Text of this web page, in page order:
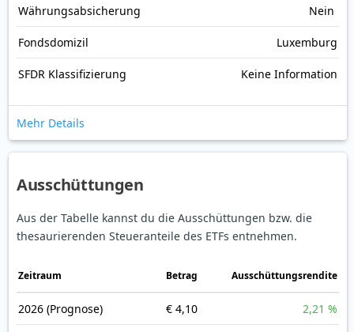
Währungsabsicherung Nein
Fondsdomizil Luxemburg
SFDR Klassifizierung Keine Information
Mehr Details
Ausschüttungen
Aus der Tabelle kannst du die Ausschüttungen bzw. die
thesaurierenden Steueranteile des ETFs entnehmen.
Zeitraum Betrag Ausschüttungsrendite
2026 (Prognose) € 4,10 2,21 %